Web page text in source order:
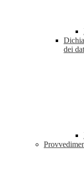
dei